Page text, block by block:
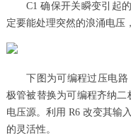
C1 确保开关瞬变引起的
定要能处理突然的浪涌电压
下图为可编程过压电路
极管被替换为可编程齐纳
电压源。利用 R6 改变其输
的灵活性。